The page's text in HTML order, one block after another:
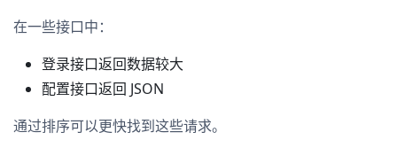
在一些接口中：
登录接口返回数据较大
配置接口返回 JSON
通过排序可以更快找到这些请求。